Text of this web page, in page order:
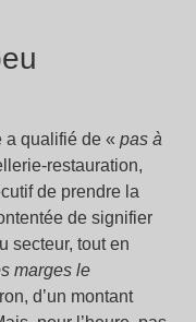
a qualifié de « pas à
restauration,
de prendre la
de signifier
secteur, tout en
marges le
d’un montant